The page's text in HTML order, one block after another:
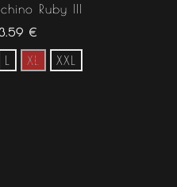
Ruby III
€
L XL XXL